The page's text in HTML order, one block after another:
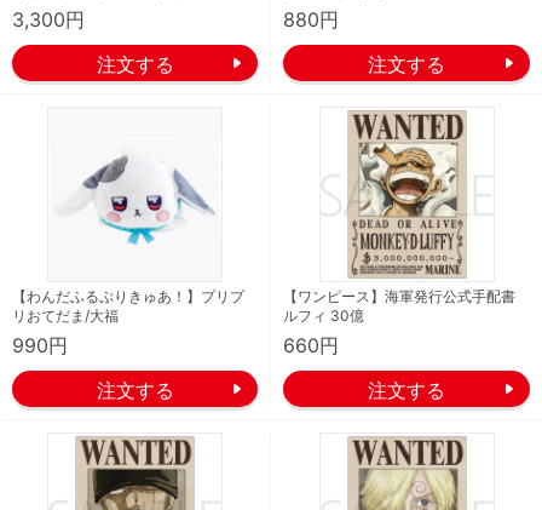
3,300円 880円
【わんだふるぷりきゅあ！】プリプ
リおてだま/大福
990円
【ワンピース】海軍発行公式手配書
ルフィ 30億
660円